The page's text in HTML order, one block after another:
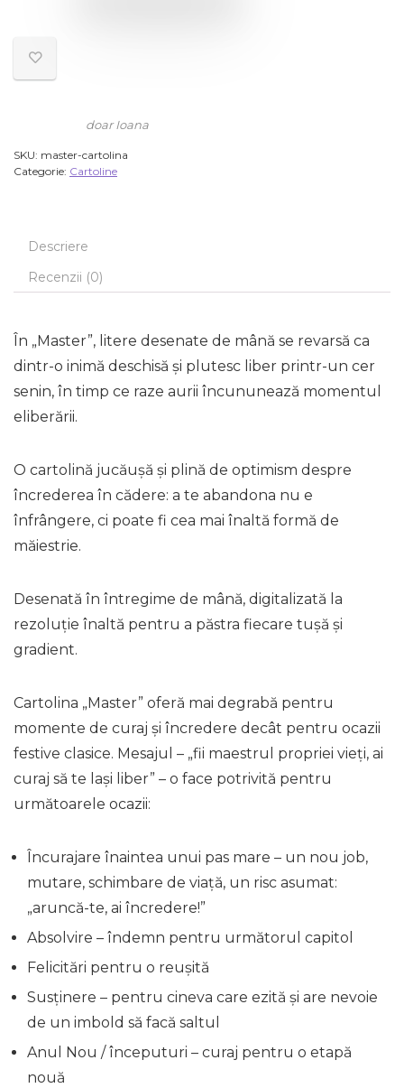
doar Ioana
SKU: master-cartolina
Categorie: Cartoline
Descriere
Recenzii (0)
În „Master”, litere desenate de mână se revarsă ca
dintr-o inimă deschisă și plutesc liber printr-un cer
senin, în timp ce raze aurii încununează momentul
eliberării.
O cartolină jucăușă și plină de optimism despre
încrederea în cădere: a te abandona nu e
înfrângere, ci poate fi cea mai înaltă formă de
măiestrie.
Desenată în întregime de mână, digitalizată la
rezoluție înaltă pentru a păstra fiecare tușă și
gradient.
Cartolina „Master” oferă mai degrabă pentru
momente de curaj și încredere decât pentru ocazii
festive clasice. Mesajul – „fii maestrul propriei vieți, ai
curaj să te lași liber” – o face potrivită pentru
următoarele ocazii:
Încurajare înaintea unui pas mare – un nou job,
mutare, schimbare de viață, un risc asumat:
„aruncă-te, ai încredere!”
Absolvire – îndemn pentru următorul capitol
Felicitări pentru o reușită
Susținere – pentru cineva care ezită și are nevoie
de un imbold să facă saltul
Anul Nou / începuturi – curaj pentru o etapă
nouă